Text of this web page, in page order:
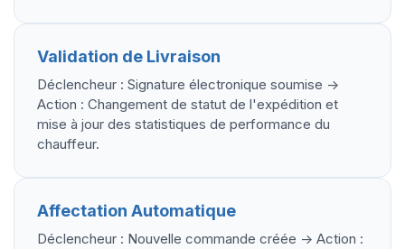
Validation de Livraison
Déclencheur : Signature électronique soumise ->
Action : Changement de statut de l'expédition et
mise à jour des statistiques de performance du
chauffeur.
Affectation Automatique
Déclencheur : Nouvelle commande créée -> Action :